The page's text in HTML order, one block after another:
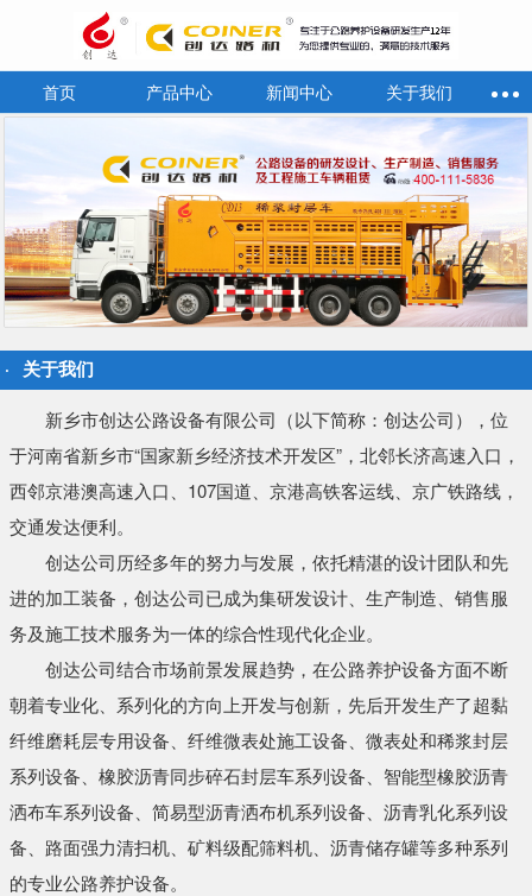
首页 产品中心 新闻中心 关于我们
关于我们
新乡市创达公路设备有限公司（以下简称：创达公司），位
于河南省新乡市“国家新乡经济技术开发区”，北邻长济高速入口，
西邻京港澳高速入口、107国道、京港高铁客运线、京广铁路线，
交通发达便利。
创达公司历经多年的努力与发展，依托精湛的设计团队和先
进的加工装备，创达公司已成为集研发设计、生产制造、销售服
务及施工技术服务为一体的综合性现代化企业。
创达公司结合市场前景发展趋势，在公路养护设备方面不断
朝着专业化、系列化的方向上开发与创新，先后开发生产了超黏
纤维磨耗层专用设备、纤维微表处施工设备、微表处和稀浆封层
系列设备、橡胶沥青同步碎石封层车系列设备、智能型橡胶沥青
洒布车系列设备、简易型沥青洒布机系列设备、沥青乳化系列设
备、路面强力清扫机、矿料级配筛料机、沥青储存罐等多种系列
的专业公路养护设备。